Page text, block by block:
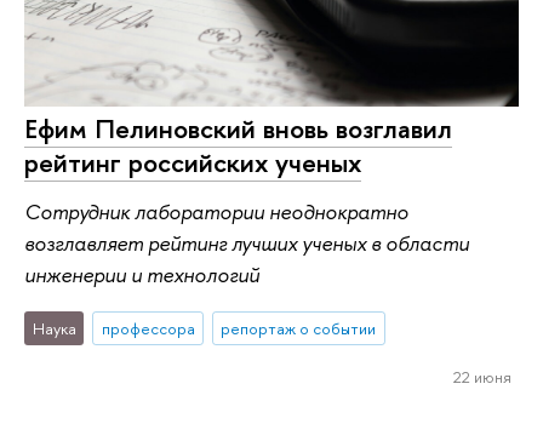
Ефим Пелиновский вновь возглавил
рейтинг российских ученых
Сотрудник лаборатории неоднократно
возглавляет рейтинг лучших ученых в области
инженерии и технологий
Наука профессора репортаж о событии
22 июня